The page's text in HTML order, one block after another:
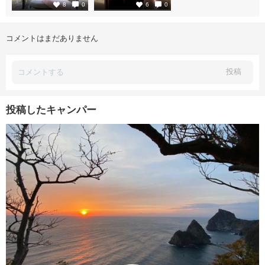
8 0 6 0
コメントはまだありません
投稿
投稿したキャンパー